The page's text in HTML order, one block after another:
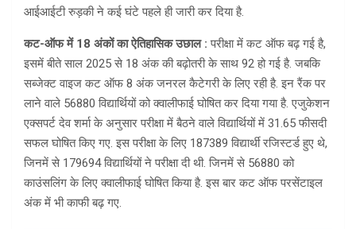
आईआईटी रुड़की ने कई घंटे पहले ही जारी कर दिया है.
कट-ऑफ में 18 अंकों का ऐतिहासिक उछाल : परीक्षा में कट ऑफ बढ़ गई है,
इसमें बीते साल 2025 से 18 अंक की बढ़ोतरी के साथ 92 हो गई है. जबकि
सब्जेक्ट वाइज कट ऑफ 8 अंक जनरल कैटेगरी के लिए रही है. इन रैंक पर
लाने वाले 56880 विद्यार्थियों को क्वालीफाई घोषित कर दिया गया है. एजुकेशन
एक्सपर्ट देव शर्मा के अनुसार परीक्षा में बैठने वाले विद्यार्थियों में 31.65 फीसदी
सफल घोषित किए गए. इस परीक्षा के लिए 187389 विद्यार्थी रजिस्टर्ड हुए थे,
जिनमें से 179694 विद्यार्थियों ने परीक्षा दी थी. जिनमें से 56880 को
काउंसलिंग के लिए क्वालीफाई घोषित किया है. इस बार कट ऑफ परसेंटाइल
अंक में भी काफी बढ़ गए.